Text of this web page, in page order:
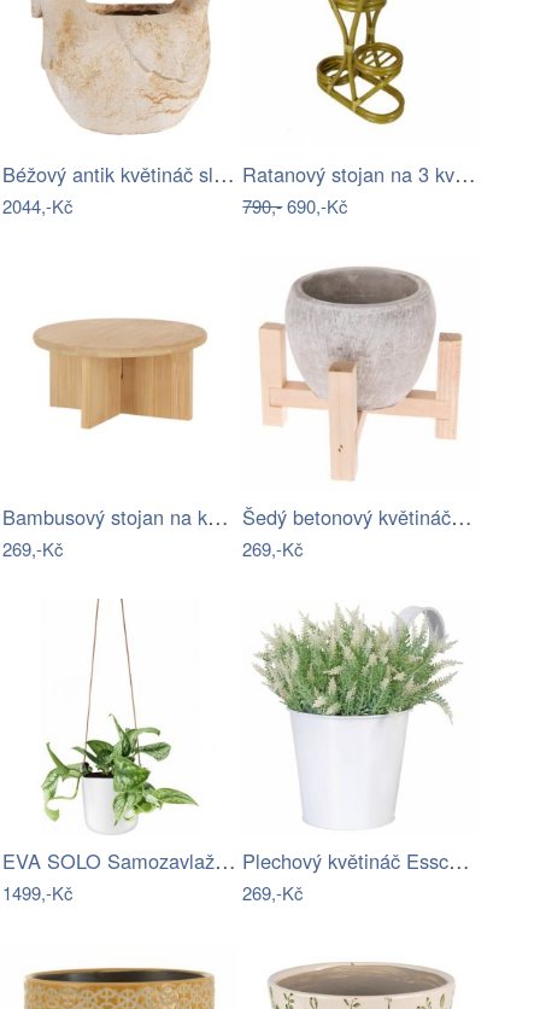
Béžový antik květináč slepička Farm…
2044,-Kč
Ratanový stojan na 3 květiny, světlý
790,-690,-Kč
Bambusový stojan na květiny ø 18 cm –…
269,-Kč
Šedý betonový květináč v dřevěném…
269,-Kč
EVA SOLO Samozavlažovací závěsný…
1499,-Kč
Plechový květináč Esschert Design
269,-Kč